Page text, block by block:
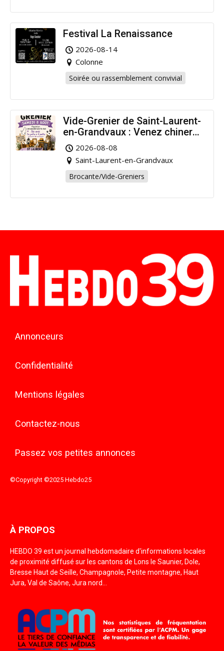
Festival La Renaissance
2026-08-14
Colonne
Soirée ou rassemblement convivial
Vide-Grenier de Saint-Laurent-
en-Grandvaux : Venez chiner
pour la bonne cause !
2026-08-08
Saint-Laurent-en-Grandvaux
Brocante/Vide-Greniers